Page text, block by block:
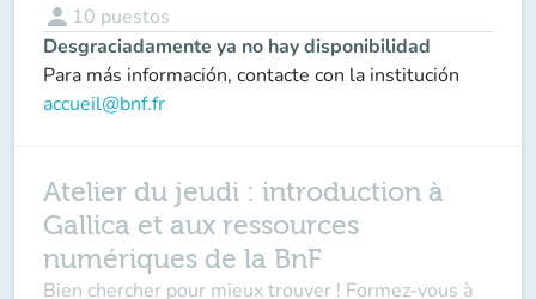
person 10 puestos
Desgraciadamente ya no hay disponibilidad
Para más información, contacte con la institución
accueil@bnf.fr
Atelier du jeudi : introduction à
Gallica et aux ressources
numériques de la BnF
Bien chercher pour mieux trouver ! Formez-vous à